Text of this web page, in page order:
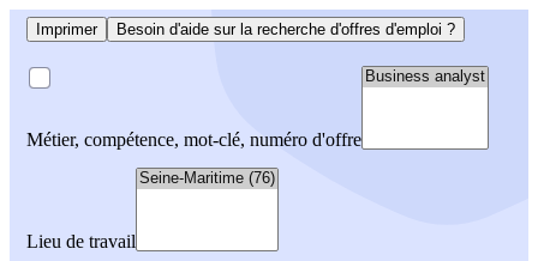
Imprimer Besoin d'aide sur la recherche d'offres d'emploi ?
Métier, compétence, mot-clé, numéro d'offre
Lieu de travail